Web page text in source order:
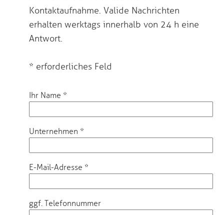
Kontaktaufnahme. Valide Nachrichten
erhalten werktags innerhalb von 24 h eine
Antwort.
* erforderliches Feld
Ihr Name *
Unternehmen *
E-Mail-Adresse *
ggf. Telefonnummer